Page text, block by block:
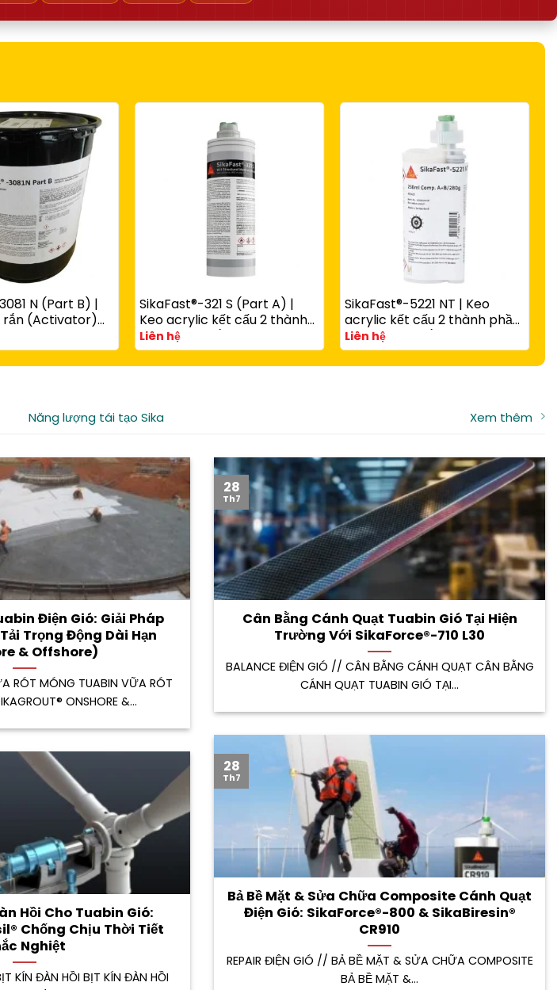
N (Part B) |
rắn (Activator)
kết cấu
Series
SikaFast®-321 S (Part A) |
Keo acrylic kết cấu 2 thành
phần đóng rắn nhanh có hạt
chêm dùng với
SikaFast®-3081 N Part B
Liên hệ
SikaFast®-5221 NT | Keo
acrylic kết cấu 2 thành phần
A và B đóng rắn nhanh cho
composite, kim loại và nhựa
kỹ thuật
Liên hệ
Năng lượng tái tạo Sika Xem thêm
Điện Gió: Giải Pháp
Trọng Động Dài Hạn
& Offshore)
RÓT MÓNG TUABIN VỮA RÓT
ONSHORE &...
Cân Bằng Cánh Quạt Tuabin Gió Tại Hiện
Trường Với SikaForce®-710 L30
BALANCE ĐIỆN GIÓ // CÂN BẰNG CÁNH QUẠT CÂN BẰNG
CÁNH QUẠT TUABIN GIÓ TẠI...
28
Th7
Bả Bề Mặt & Sửa Chữa Composite Cánh Quạt
Điện Gió: SikaForce®-800 & SikaBiresin®
CR910
REPAIR ĐIỆN GIÓ // BẢ BỀ MẶT & SỬA CHỮA COMPOSITE
BẢ BỀ MẶT &...
28
Th7
Hồi Cho Tuabin Gió:
Chống Chịu Thời Tiết
Nghiệt
KÍN ĐÀN HỒI BỊT KÍN ĐÀN HỒI